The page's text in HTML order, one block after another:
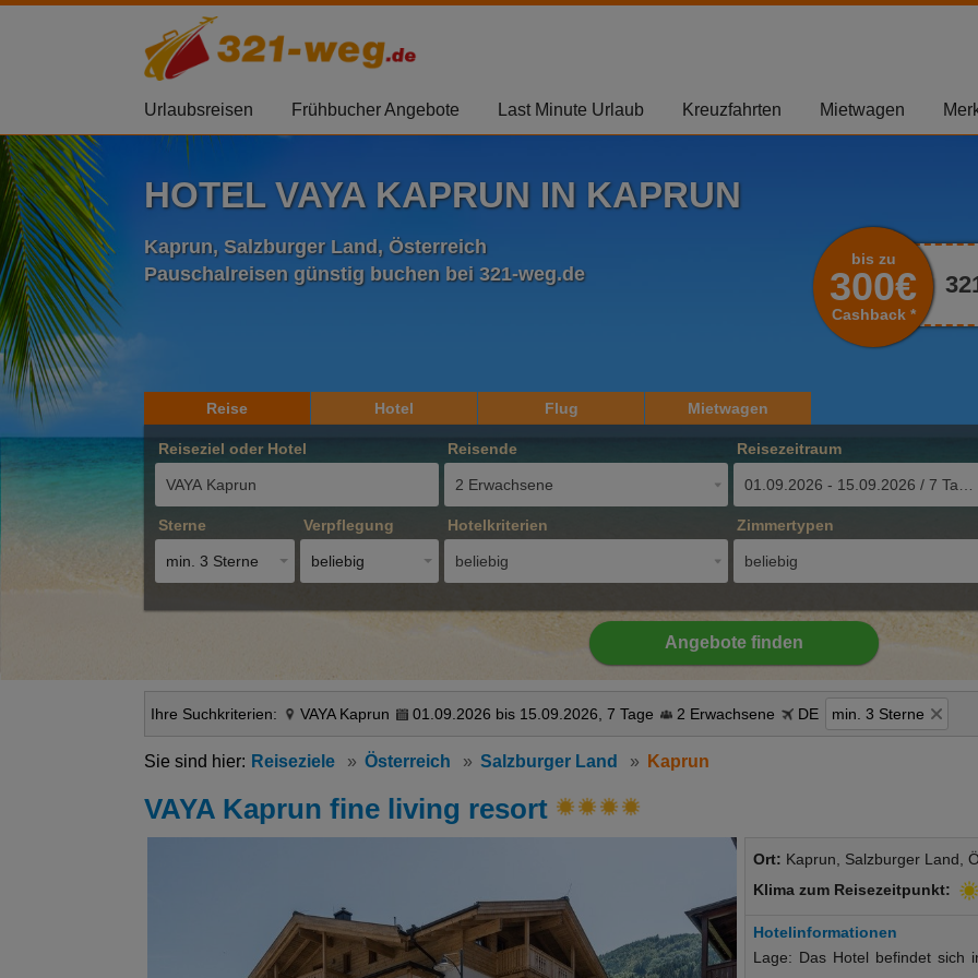
Urlaubsreisen Frühbucher Angebote Last Minute Urlaub Kreuzfahrten Mietwagen
HOTEL VAYA KAPRUN IN KAPRUN
Kaprun, Salzburger Land, Österreich
Pauschalreisen günstig buchen bei 321-weg.de
bis zu
300€
Cashback *
Reise Hotel Flug Mietwagen
Reiseziel oder Hotel Reisende
2 Erwachsene
Reisezeitraum
01.09.2026 - 15.09.2026 / 7 Tage
Sterne
min. 3 Sterne
Verpflegung
beliebig
Hotelkriterien
beliebig
Zimmertypen
beliebig
Angebote finden
Ihre Suchkriterien: VAYA Kaprun 01.09.2026 bis 15.09.2026, 7 Tage 2 Erwachsene DE min. 3 Sterne
Reiseziele Österreich Salzburger Land Kaprun
VAYA Kaprun fine living resort
Ort: Kaprun, Salzburger Land,
Klima zum Reisezeitpunkt:
Hotelinformationen
Lage: Das Hotel befindet sich